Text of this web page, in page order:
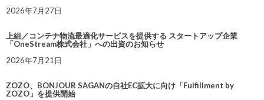
2026年7月27日
上組／コンテナ物流最適化サービスを提供する スタートアップ企業
「OneStream株式会社」への出資のお知らせ
2026年7月21日
ZOZO、BONJOUR SAGANの自社EC拡大に向け「Fulfillment by
ZOZO」を提供開始